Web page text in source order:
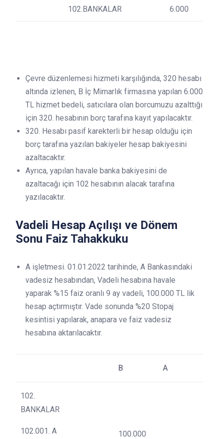
102.BANKALAR 6.000
Çevre düzenlemesi hizmeti karşılığında, 320 hesabı
altında izlenen, B İç Mimarlık firmasına yapılan 6.000
TL hizmet bedeli, satıcılara olan borcumuzu azalttığı
için 320. hesabının borç tarafına kayıt yapılacaktır.
320. Hesabı pasif karekterli bir hesap olduğu için
borç tarafına yazılan bakiyeler hesap bakiyesini
azaltacaktır.
Ayrıca, yapılan havale banka bakiyesini de
azaltacağı için 102 hesabının alacak tarafına
yazılacaktır.
Vadeli Hesap Açılışı ve Dönem
Sonu Faiz Tahakkuku
A işletmesi. 01.01.2022 tarihinde, A Bankasındaki
vadesiz hesabından, Vadeli hesabına havale
yaparak %15 faiz oranlı 9 ay vadeli, 100.000 TL lik
hesap açtırmıştır. Vade sonunda %20 Stopaj
kesintisi yapılarak, anapara ve faiz vadesiz
hesabına aktarılacaktır.
B A
102.
BANKALAR
102.001. A
100.000